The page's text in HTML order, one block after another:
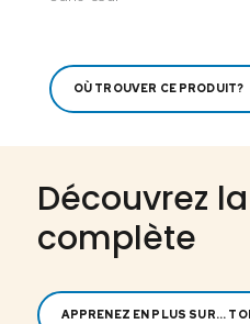
OÙ TROUVER CE PRODUIT?
Découvrez
complète
APPRENEZ EN PLUS SUR...